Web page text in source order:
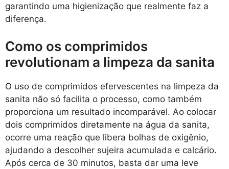
garantindo uma higienização que realmente faz a
diferença.
Como os comprimidos
revolutionam a limpeza da sanita
O uso de comprimidos efervescentes na limpeza da
sanita não só facilita o processo, como também
proporciona um resultado incomparável. Ao colocar
dois comprimidos diretamente na água da sanita,
ocorre uma reação que libera bolhas de oxigênio,
ajudando a descolher sujeira acumulada e calcário.
Após cerca de 30 minutos, basta dar uma leve